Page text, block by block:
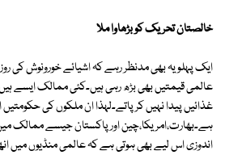
خالصتان تحریک کو بڑھاوا ملا
ایک پہلو یہ بھی مدنظر رہے کہ اشیائے خورونوش کی
عالمی قیمتیں بھی بڑھ رہی ہیں۔کئی ممالک ایسے
غذائیں پیدا نہیں کر پاتے۔لہذا ان ملکوں کی حکومتیں
ہے۔بھارت،امریکا،چین اور پاکستان جیسے ممالک
اندوزی اس لیے بھی ہوتی ہے کہ عالمی منڈیوں میں